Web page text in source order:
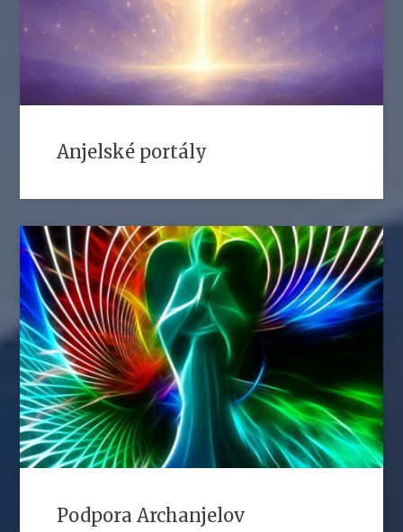
Anjelské portály
Podpora Archanjelov